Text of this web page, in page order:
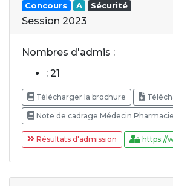
Concours A Sécurité
Session 2023
Nombres d'admis :
: 21
Télécharger la brochure
Note de cadrage Médecin
Résultats d'admission https://